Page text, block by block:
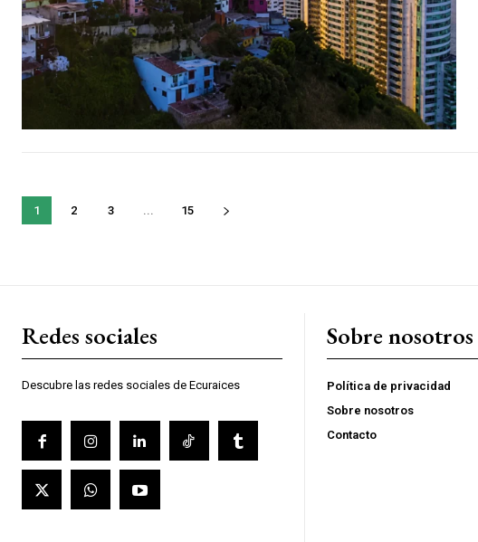
1 2 3 15
Redes sociales
Descubre las redes sociales de Ecuraices
Sobre nosotros
Política de privacidad
Sobre nosotros
Contacto